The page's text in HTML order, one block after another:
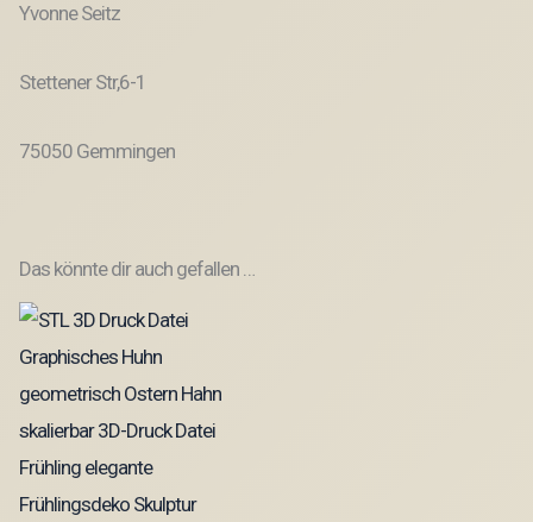
Yvonne Seitz
Stettener Str,6-1
75050 Gemmingen
Das könnte dir auch gefallen …